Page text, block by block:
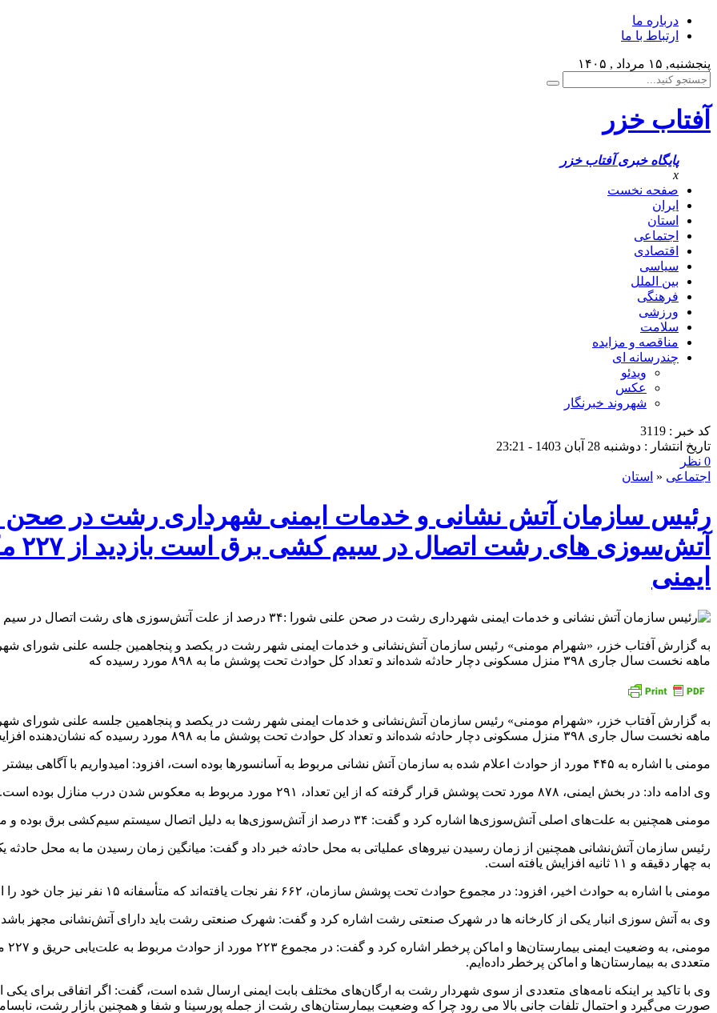
درباره ما
ارتباط با ما
پنجشنبه, ۱۵ مرداد , ۱۴۰۵
آفتاب خزر
پایگاه خبری آفتاب خزر
x
صفحه نخست
ایران
استان
اجتماعی
اقتصادی
سیاسی
بین الملل
فرهنگی
ورزشی
سلامت
مناقصه و مزایده
چندرسانه ای
ویدئو
عکس
شهروند خبرنگار
کد خبر : 3119
تاریخ انتشار : دوشنبه 28 آبان 1403 - 23:21
0 نظر
اجتماعی « استان
ایمنی
به گزارش آفتاب خزر، «شهرام مومنی» رئیس سازمان آتش‌نشانی و خدمات ایمنی شهر رشت در یکصد و پنجاهمین جلسه علنی شورای
ماهه نخست سال جاری ۳۹۸ منزل مسکونی دچار حادثه شده‌اند و تعداد کل حوادث تحت پوشش ما به ۸۹۸ مورد رسیده که
به گزارش آفتاب خزر، «شهرام مومنی» رئیس سازمان آتش‌نشانی و خدمات ایمنی شهر رشت در یکصد و پنجاهمین جلسه علنی شورای
ماهه نخست سال جاری ۳۹۸ منزل مسکونی دچار حادثه شده‌اند و تعداد کل حوادث تحت پوشش ما به ۸۹۸ مورد رسیده که نشان‌دهنده افزایش ۲ درصدی در این زمینه است.
مومنی با اشاره به ۴۴۵ مورد از حوادث اعلام شده به سازمان آتش نشانی مربوط به آسانسورها بوده است، افزود: امیدواریم با آگاهی بیشتر مردم و تماس‌های سریع‌تر با سامانه ۱۲۵، این آمار کاهش یابد.
وی ادامه داد: در بخش ایمنی، ۸۷۸ مورد تحت پوشش قرار گرفته که از این تعداد، ۲۹۱ مورد مربوط به معکوس شدن درب منازل بوده است.
مومنی همچنین به علت‌های اصلی آتش‌سوزی‌ها اشاره کرد و گفت: ۳۴ درصد از آتش‌سوزی‌ها به دلیل اتصال سیستم سیم‌کشی برق بوده و متأسفانه ۸۷ درصد از منازل مسکونی فاقد بیمه آتش‌سوزی بوده اند.
رئیس سازمان آتش‌نشانی همچنین از زمان رسیدن نیروهای عملیاتی به محل حادثه خبر داد و گفت: میانگین زمان رسیدن ما به محل حادثه یک
به چهار دقیقه و ۱۱ ثانیه افزایش یافته است.
مومنی با اشاره به حوادث اخیر، افزود: در مجموع حوادث تحت پوشش سازمان، ۶۶۲ نفر نجات یافته‌اند که متأسفانه ۱۵ نفر نیز جان خود را از دست داده‌اند.
وی به آتش سوزی انبار یکی از کارخانه ها در شهرک صنعتی رشت اشاره کرد و گفت: شهرک صنعتی رشت باید دارای آتش‌نشانی مجهز باشد
متعددی به بیمارستان‌ها و اماکن پرخطر داده‌ایم.
وی با تاکید بر اینکه نامه‌های متعددی از سوی شهردار رشت به ارگان‌های مختلف بابت ایمنی ارسال شده است، گفت: اگر اتفاقی برای
صورت می‌گیرد و احتمال تلفات جانی بالا می رود چرا که وضعیت بیمارستان‌های رشت از جمله پورسینا و شفا و همچنین بازار رشت،